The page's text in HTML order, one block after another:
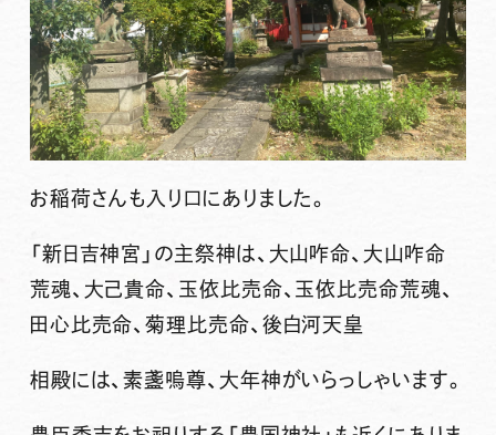
お稲荷さんも入り口にありました。
「新日吉神宮」の主祭神は、大山咋命、大山咋命
荒魂、大己貴命、玉依比売命、玉依比売命荒魂、
田心比売命、菊理比売命、後白河天皇
相殿には、素盞嗚尊、大年神がいらっしゃいます。